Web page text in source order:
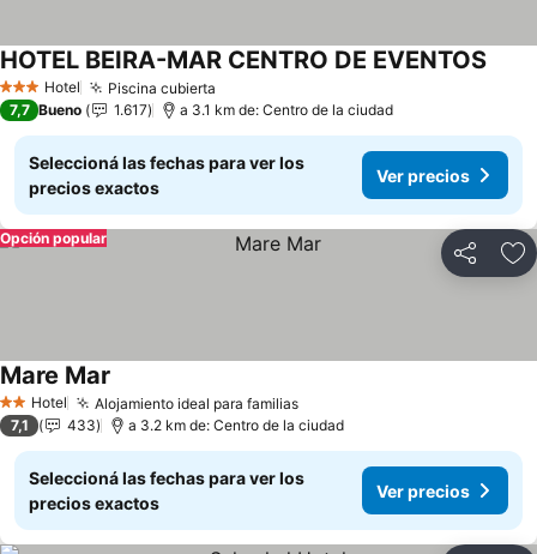
3 Estrellas
Hotel Piscina cubierta
HOTEL BEIRA-MAR CENTRO DE EVENTOS
7,7 Bueno 1.617 a 3.1 km de: Centro de la ciudad
Seleccioná las fechas para ver los
precios exactos
Ver precios
Compartir
Opción popular
2 Estrellas
Hotel Alojamiento ideal para familias
Mare Mar
7,1 433 a 3.2 km de: Centro de la ciudad
Seleccioná las fechas para ver los
precios exactos
Ver precios